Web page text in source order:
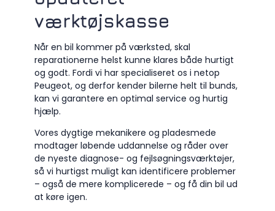
værktøjskasse
Når en bil kommer på værksted, skal
reparationerne helst kunne klares både hurtigt
og godt. Fordi vi har specialiseret os i netop
Peugeot, og derfor kender bilerne helt til bunds,
kan vi garantere en optimal service og hurtig
hjælp.
Vores dygtige mekanikere og pladesmede
modtager løbende uddannelse og råder over
de nyeste diagnose- og fejlsøgningsværktøjer,
så vi hurtigst muligt kan identificere problemer
– også de mere komplicerede – og få din bil ud
at køre igen.